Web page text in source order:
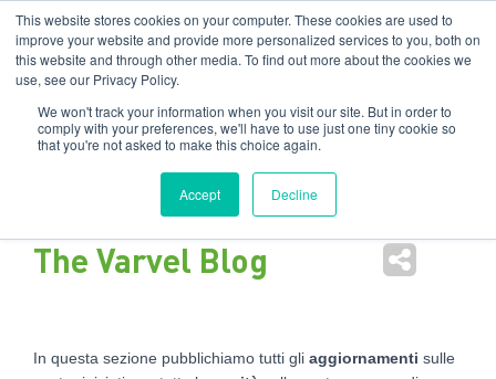
This website stores cookies on your computer. These cookies are used to
improve your website and provide more personalized services to you, both on
this website and through other media. To find out more about the cookies we
use, see our Privacy Policy.
We won't track your information when you visit our site. But in order to
comply with your preferences, we'll have to use just one tiny cookie so
that you're not asked to make this choice again.
Accept Decline
Filiali: India USA EN IT
The Varvel Blog
In questa sezione pubblichiamo tutti gli aggiornamenti sulle